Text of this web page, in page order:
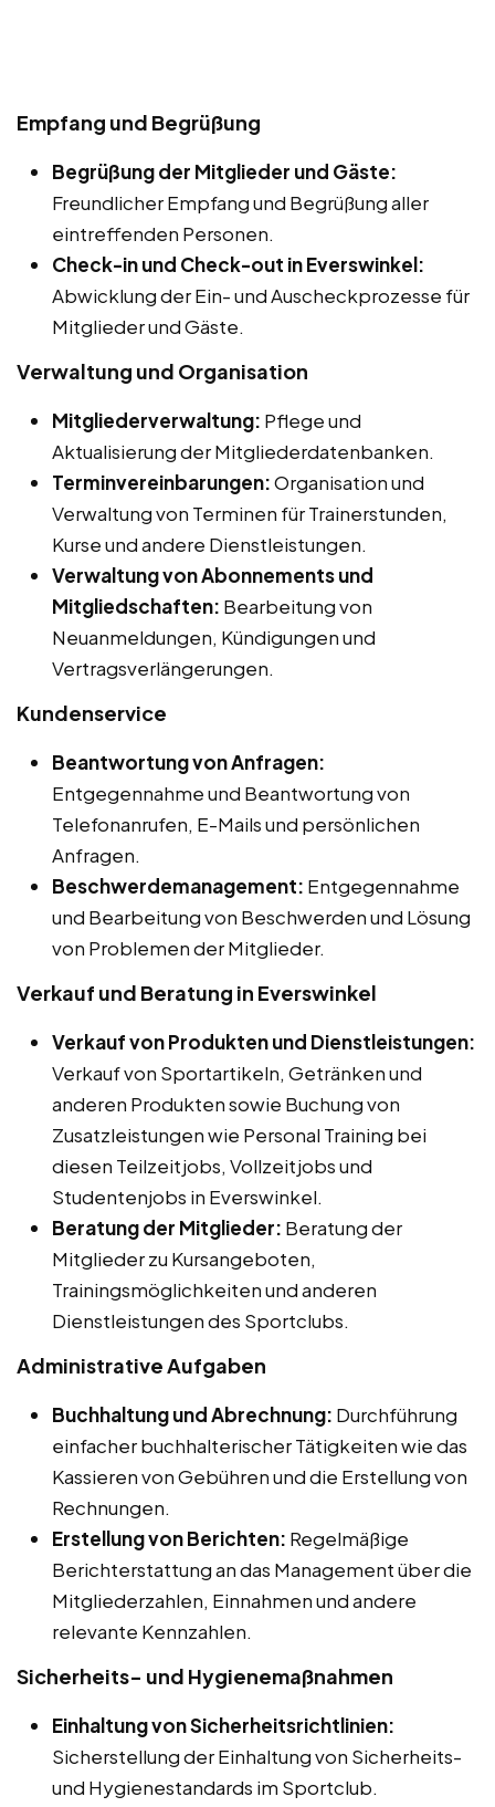
Empfang und Begrüßung
Begrüßung der Mitglieder und Gäste:
Freundlicher Empfang und Begrüßung aller
eintreffenden Personen.
Check-in und Check-out in Everswinkel:
Abwicklung der Ein- und Auscheckprozesse für
Mitglieder und Gäste.
Verwaltung und Organisation
Mitgliederverwaltung: Pflege und
Aktualisierung der Mitgliederdatenbanken.
Terminvereinbarungen:Organisation und
Verwaltung von Terminen für Trainerstunden,
Kurse und andere Dienstleistungen.
Verwaltung von Abonnements und
Mitgliedschaften: Bearbeitung von
Neuanmeldungen, Kündigungen und
Vertragsverlängerungen.
Kundenservice
Beantwortung von Anfragen:
Entgegennahme und Beantwortung von
Telefonanrufen, E-Mails und persönlichen
Anfragen.
Beschwerdemanagement: Entgegennahme
und Bearbeitung von Beschwerden und Lösung
von Problemen der Mitglieder.
Verkauf und Beratung in Everswinkel
Verkauf von Produkten und Dienstleistungen:
Verkauf von Sportartikeln, Getränken und
anderen Produkten sowie Buchung von
Zusatzleistungen wie Personal Training bei
diesen Teilzeitjobs, Vollzeitjobs und
Studentenjobs in Everswinkel.
Beratung der Mitglieder: Beratung der
Mitglieder zu Kursangeboten,
Trainingsmöglichkeiten und anderen
Dienstleistungen des Sportclubs.
Administrative Aufgaben
Buchhaltung und Abrechnung: Durchführung
einfacher buchhalterischer Tätigkeiten wie das
Kassieren von Gebühren und die Erstellung von
Rechnungen.
Erstellung von Berichten: Regelmäßige
Berichterstattung an das Management über die
Mitgliederzahlen, Einnahmen und andere
relevante Kennzahlen.
Sicherheits- und Hygienemaßnahmen
Einhaltung von Sicherheitsrichtlinien:
Sicherstellung der Einhaltung von Sicherheits-
und Hygienestandards im Sportclub.